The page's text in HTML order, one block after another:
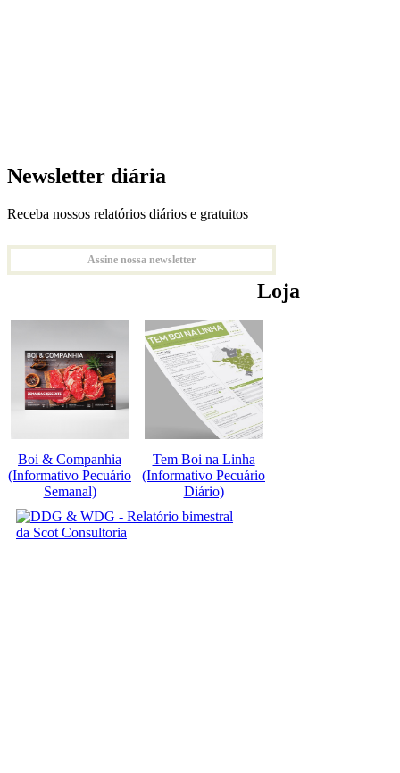
Newsletter diária
Receba nossos relatórios diários e gratuitos
Assine nossa newsletter
Loja
Boi & Companhia
(Informativo Pecuário
Semanal)
Tem Boi na Linha
(Informativo Pecuário
Diário)